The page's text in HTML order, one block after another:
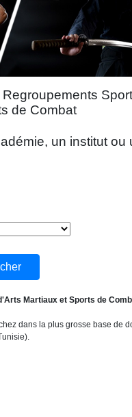
de Combat
un institut ou
Martiaux et Sports de
dans la plus grosse base de